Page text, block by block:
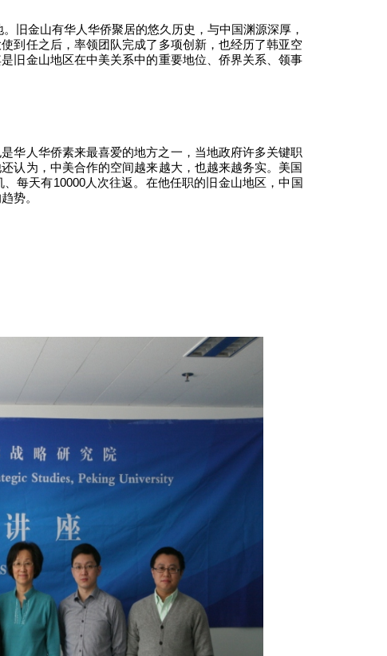
旧金山有华人华侨聚居的悠久历史，与中国渊源深厚，
到任之后，率领团队完成了多项创新，也经历了韩亚空
旧金山地区在中美关系中的重要地位、侨界关系、领事
华人华侨素来最喜爱的地方之一，当地政府许多关键职
认为，中美合作的空间越来越大，也越来越务实。美国
每天有10000人次往返。在他任职的旧金山地区，中国
势。